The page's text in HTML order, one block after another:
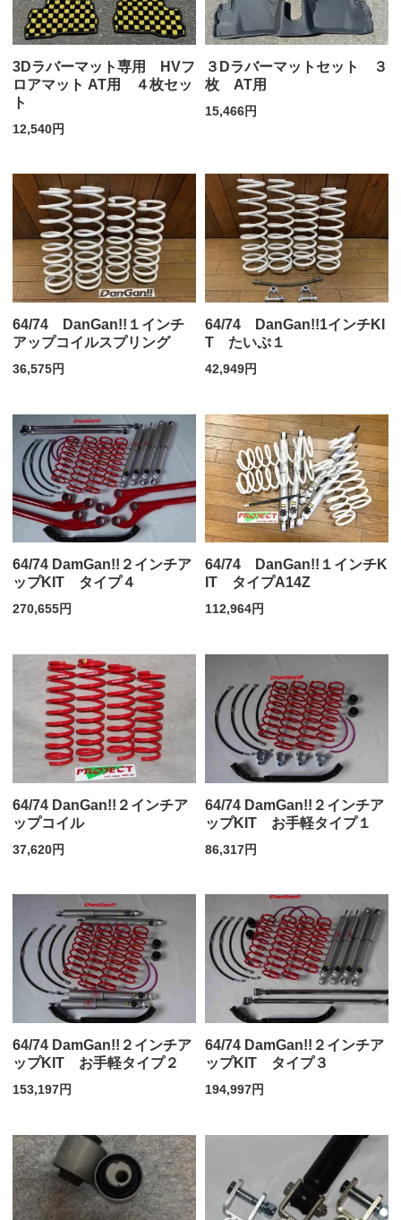
3Dラバーマット専用 HVフ
ロアマット AT用 ４枚セッ
ト
12,540円
３Dラバーマットセット ３
枚 AT用
15,466円
64/74 DanGan!!１インチ
アップコイルスプリング
36,575円
64/74 DanGan!!1インチKI
T たいぷ１
42,949円
64/74 DamGan!!２インチア
ップKIT タイプ４
270,655円
64/74 DanGan!!１インチK
IT タイプA14Z
112,964円
64/74 DanGan!!２インチア
ップコイル
37,620円
64/74 DamGan!!２インチア
ップKIT お手軽タイプ１
86,317円
64/74 DamGan!!２インチア
ップKIT お手軽タイプ２
153,197円
64/74 DamGan!!２インチア
ップKIT タイプ３
194,997円